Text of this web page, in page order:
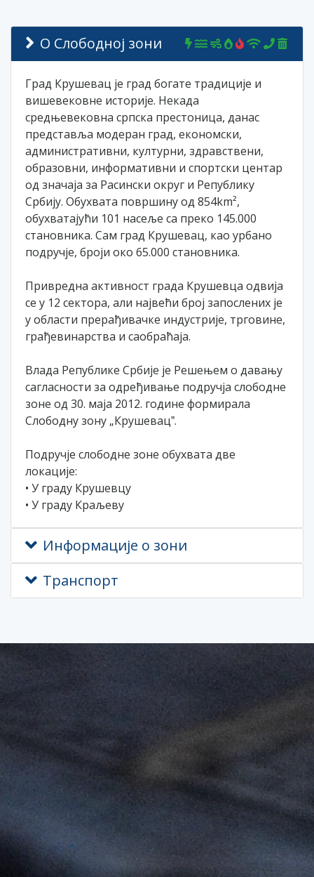
О Слободној зони
Град Крушевац је град богате традиције и
вишевековне историје. Некада
средњевековна српска престоница, данас
представља модеран град, економски,
административни, културни, здравствени,
образовни, информативни и спортски центар
од значаја за Расински округ и Републику
Србију. Обухвата површину од 854km²,
обухватајући 101 насеље са преко 145.000
становника. Сам град Крушевац, као урбано
подручје, броји око 65.000 становника.
Привредна активност града Крушевца одвија
се у 12 сектора, али највећи број запослених је
у области прерађивачке индустрије, трговине,
грађевинарства и саобраћаја.
Влада Републике Србије је Решењем о давању
сагласности за одређивање подручја слободне
зоне од 30. маја 2012. године формирала
Слободну зону „Крушевацˮ.
Подручје слободне зоне обухвата две
локације:
• У граду Крушевцу
• У граду Краљеву
Информације о зони
Транспорт